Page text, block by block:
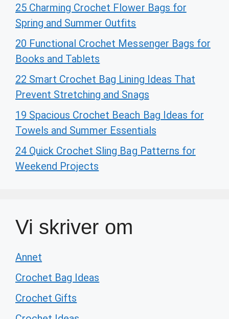
25 Charming Crochet Flower Bags for
Spring and Summer Outfits
20 Functional Crochet Messenger Bags for
Books and Tablets
22 Smart Crochet Bag Lining Ideas That
Prevent Stretching and Snags
19 Spacious Crochet Beach Bag Ideas for
Towels and Summer Essentials
24 Quick Crochet Sling Bag Patterns for
Weekend Projects
Vi skriver om
Annet
Crochet Bag Ideas
Crochet Gifts